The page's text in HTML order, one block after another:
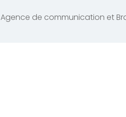
Agence de communication et